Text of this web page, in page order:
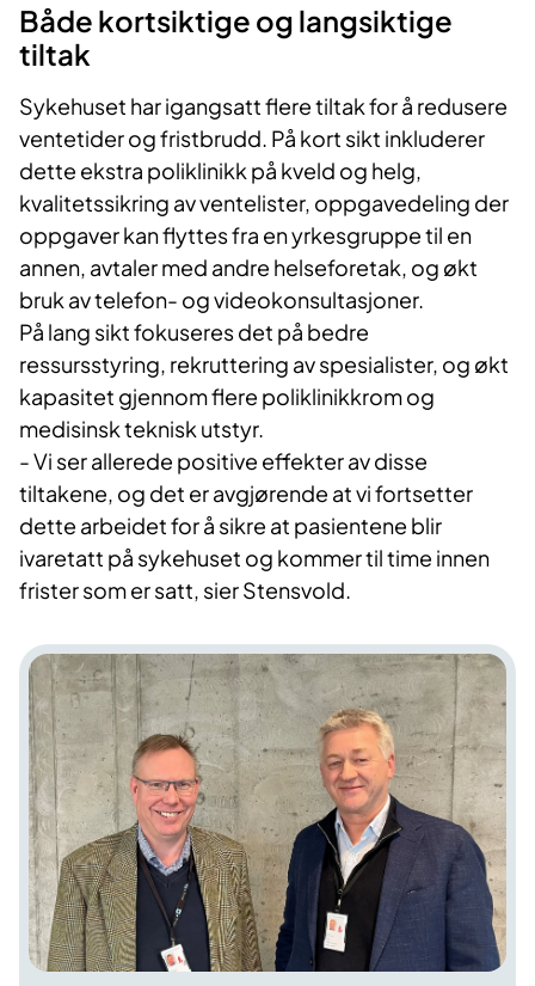
Både kortsiktige og langsiktige
tiltak
Sykehuset har igangsatt flere tiltak for å redusere
ventetider og fristbrudd. På kort sikt inkluderer
dette ekstra poliklinikk på kveld og helg,
kvalitetssikring av ventelister, oppgavedeling der
oppgaver kan flyttes fra en yrkesgruppe til en
annen, avtaler med andre helseforetak, og økt
bruk av telefon- og videokonsultasjoner.
På lang sikt fokuseres det på bedre
ressursstyring, rekruttering av spesialister, og økt
kapasitet gjennom flere poliklinikkrom og
medisinsk teknisk utstyr.
- Vi ser allerede positive effekter av disse
tiltakene, og det er avgjørende at vi fortsetter
dette arbeidet for å sikre at pasientene blir
ivaretatt på sykehuset og kommer til time innen
frister som er satt, sier Stensvold.